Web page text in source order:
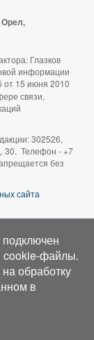
Орел,
Глазков
информации
15 июня 2010
связи,
302526,
30. Телефон - +7
без
сайта
cookie-файлы.
обработку
в